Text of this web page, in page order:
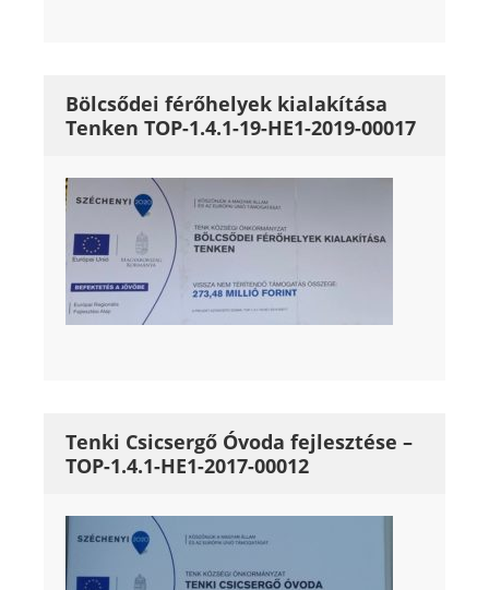
Bölcsődei férőhelyek kialakítása
Tenken TOP-1.4.1-19-HE1-2019-00017
Tenki Csicsergő Óvoda fejlesztése –
TOP-1.4.1-HE1-2017-00012